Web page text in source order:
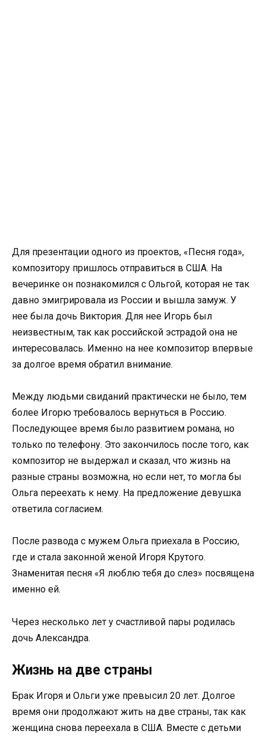
Для презентации одного из проектов, «Песня года»,
композитору пришлось отправиться в США. На
вечеринке он познакомился с Ольгой, которая не так
давно эмигрировала из России и вышла замуж. У
нее была дочь Виктория. Для нее Игорь был
неизвестным, так как российской эстрадой она не
интересовалась. Именно на нее композитор впервые
за долгое время обратил внимание.
Между людьми свиданий практически не было, тем
более Игорю требовалось вернуться в Россию.
Последующее время было развитием романа, но
только по телефону. Это закончилось после того, как
композитор не выдержал и сказал, что жизнь на
разные страны возможна, но если нет, то могла бы
Ольга переехать к нему. На предложение девушка
ответила согласием.
После развода с мужем Ольга приехала в Россию,
где и стала законной женой Игоря Крутого.
Знаменитая песня «Я люблю тебя до слез» посвящена
именно ей.
Через несколько лет у счастливой пары родилась
дочь Александра.
Жизнь на две страны
Брак Игоря и Ольги уже превысил 20 лет. Долгое
время они продолжают жить на две страны, так как
женщина снова переехала в США. Вместе с детьми